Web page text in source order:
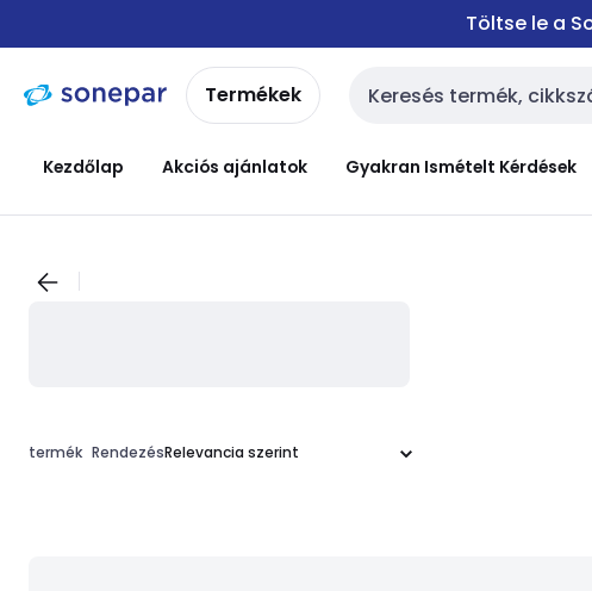
navigációhoztartalomra
Töltse le a
Termékek Keresési bemenet
Kezdőlap Akciós ajánlatok Gyakran Ismételt Kérdések
termék Rendezés